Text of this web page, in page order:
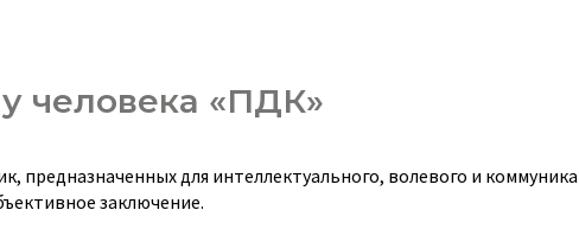
человека «ПДК»
предназначенных для интеллектуального, волевого и
заключение.